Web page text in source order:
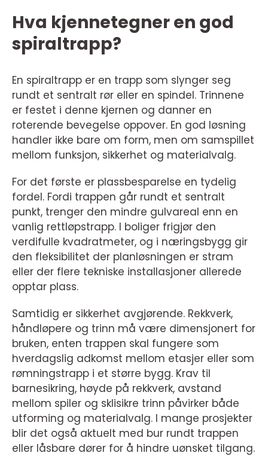
Hva kjennetegner en god
spiraltrapp?
En spiraltrapp er en trapp som slynger seg
rundt et sentralt rør eller en spindel. Trinnene
er festet i denne kjernen og danner en
roterende bevegelse oppover. En god løsning
handler ikke bare om form, men om samspillet
mellom funksjon, sikkerhet og materialvalg.
For det første er plassbesparelse en tydelig
fordel. Fordi trappen går rundt et sentralt
punkt, trenger den mindre gulvareal enn en
vanlig rettløpstrapp. I boliger frigjør den
verdifulle kvadratmeter, og i næringsbygg gir
den fleksibilitet der planløsningen er stram
eller der flere tekniske installasjoner allerede
opptar plass.
Samtidig er sikkerhet avgjørende. Rekkverk,
håndløpere og trinn må være dimensjonert for
bruken, enten trappen skal fungere som
hverdagslig adkomst mellom etasjer eller som
rømningstrapp i et større bygg. Krav til
barnesikring, høyde på rekkverk, avstand
mellom spiler og sklisikre trinn påvirker både
utforming og materialvalg. I mange prosjekter
blir det også aktuelt med bur rundt trappen
eller låsbare dører for å hindre uønsket tilgang.